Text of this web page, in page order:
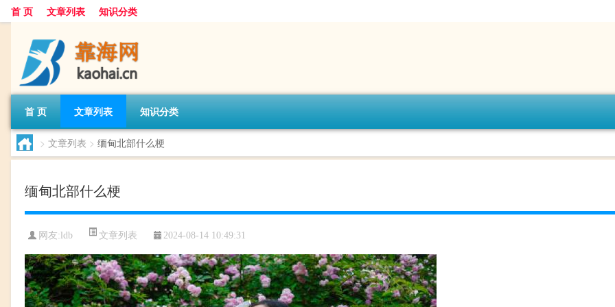
首 页 文章列表 知识分类
首 页 文章列表 知识分类
> 文章列表 > 缅甸北部什么梗
缅甸北部什么梗
网友: ldb 文章列表 2024-08-14 10:49:31